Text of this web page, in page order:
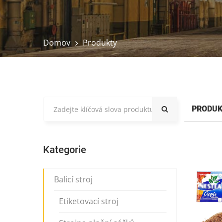
Domov Produkty
Kategorie
Balicí stroj
Etiketovací stroj